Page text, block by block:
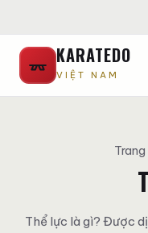
KARATEDO
VIỆT NAM
Trang
Thể lực là gì? Được